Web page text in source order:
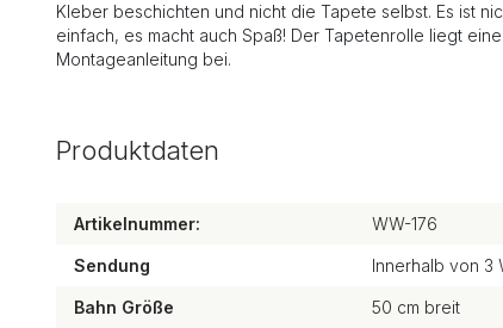
Kleber beschichten und nicht die Tapete selbst. Es ist
einfach, es macht auch Spaß! Der Tapetenrolle liegt
Montageanleitung bei.
Produktdaten
Artikelnummer: WW-176
Sendung Innerhalb von 3
Bahn Größe 50 cm breit